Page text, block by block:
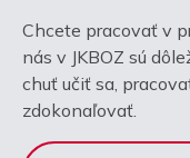
Chcete pracovať v
nás v JKBOZ sú
chuť učiť sa,
zdokonaľovať.